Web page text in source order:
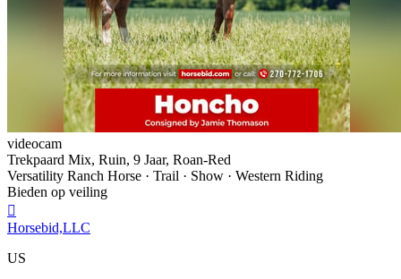
videocam
Trekpaard Mix, Ruin, 9 Jaar, Roan-Red
Versatility Ranch Horse · Trail · Show · Western Riding
Bieden op veiling

Horsebid,LLC
US